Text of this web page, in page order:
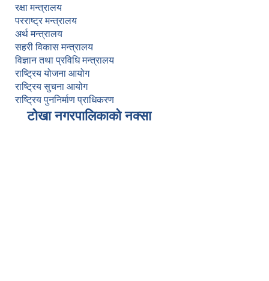
रक्षा मन्त्रालय
परराष्ट्र मन्त्रालय
अर्थ मन्त्रालय
सहरी विकास मन्त्रालय
विज्ञान तथा प्रविधि मन्त्रालय
राष्ट्रिय योजना आयोग
राष्ट्रिय सुचना आयोग
राष्ट्रिय पुननिर्माण प्राधिकरण
टोखा नगरपालिकाको नक्सा